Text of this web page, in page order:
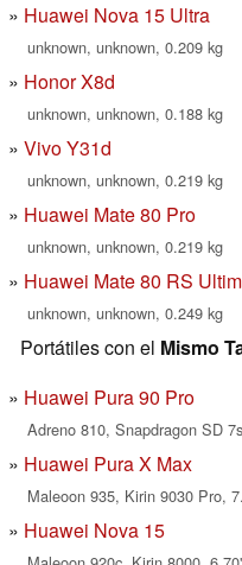
Huawei Nova 15 Ultra
unknown, unknown, 0.209 kg
Honor X8d
unknown, unknown, 0.188 kg
Vivo Y31d
unknown, unknown, 0.219 kg
Huawei Mate 80 Pro
unknown, unknown, 0.219 kg
Huawei Mate 80 RS
unknown, unknown, 0.249 kg
Portátiles con el Mismo
Huawei Pura 90 Pro
Adreno 810, Snapdragon SD
Huawei Pura X Max
Maleoon 935, Kirin 9030 Pro,
Huawei Nova 15